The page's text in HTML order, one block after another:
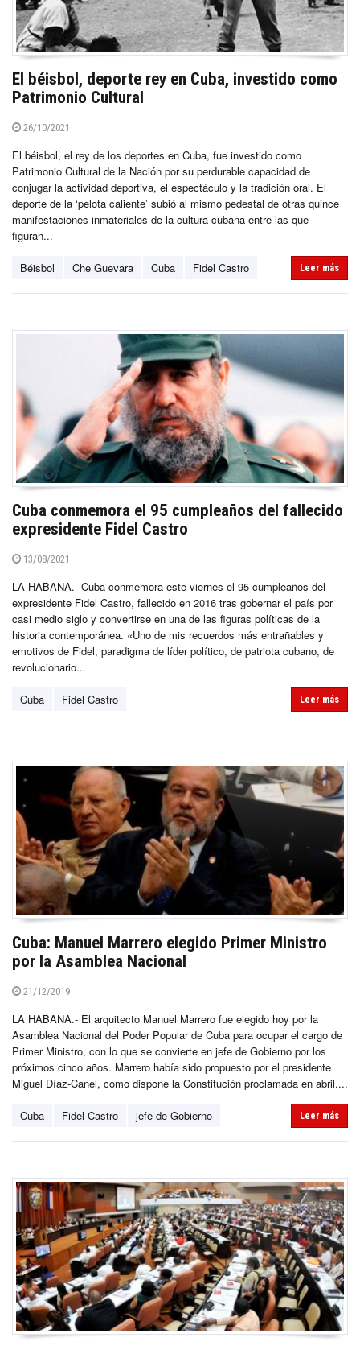
El béisbol, deporte rey en Cuba, investido como
Patrimonio Cultural
26/10/2021
El béisbol, el rey de los deportes en Cuba, fue investido como
Patrimonio Cultural de la Nación por su perdurable capacidad de
conjugar la actividad deportiva, el espectáculo y la tradición oral. El
deporte de la ‘pelota caliente’ subió al mismo pedestal de otras quince
manifestaciones inmateriales de la cultura cubana entre las que
figuran...
Béisbol Che Guevara Cuba Fidel Castro Leer más
Cuba conmemora el 95 cumpleaños del fallecido
expresidente Fidel Castro
13/08/2021
LA HABANA.- Cuba conmemora este viernes el 95 cumpleaños del
expresidente Fidel Castro, fallecido en 2016 tras gobernar el país por
casi medio siglo y convertirse en una de las figuras políticas de la
historia contemporánea. «Uno de mis recuerdos más entrañables y
emotivos de Fidel, paradigma de líder político, de patriota cubano, de
revolucionario...
Cuba Fidel Castro Leer más
Cuba: Manuel Marrero elegido Primer Ministro
por la Asamblea Nacional
21/12/2019
LA HABANA.- El arquitecto Manuel Marrero fue elegido hoy por la
Asamblea Nacional del Poder Popular de Cuba para ocupar el cargo de
Primer Ministro, con lo que se convierte en jefe de Gobierno por los
próximos cinco años. Marrero había sido propuesto por el presidente
Miguel Díaz-Canel, como dispone la Constitución proclamada en abril....
Cuba Fidel Castro jefe de Gobierno Leer más